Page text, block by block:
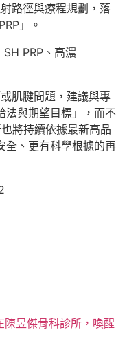
路徑與療程規劃，落
」。
肌腱問題，建議與專
法與期望目標」，而不
也將持續依據最新高品
全、更有科學根據的再
陳昱傑骨科診所，喚醒